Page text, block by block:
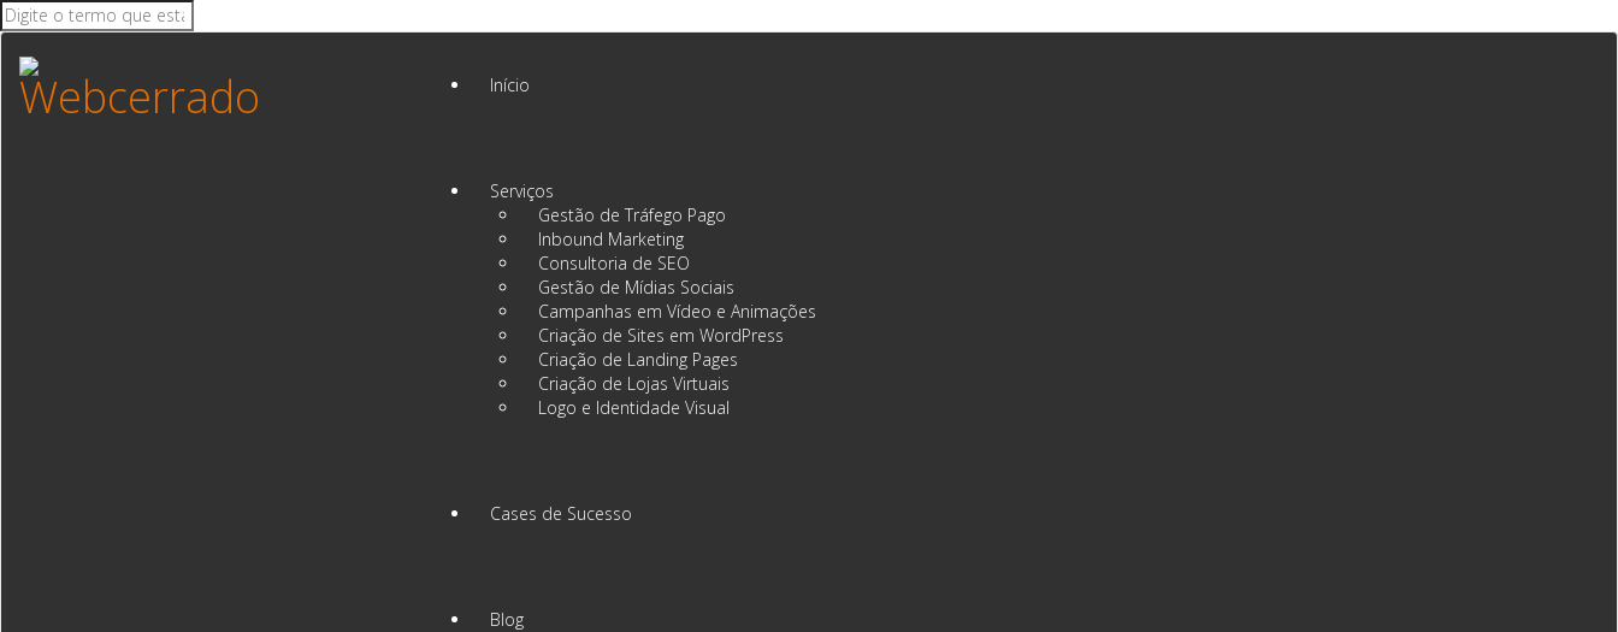
Início
Serviços
Gestão de Tráfego Pago
Inbound Marketing
Consultoria de SEO
Gestão de Mídias Sociais
Campanhas em Vídeo e Animações
Criação de Sites em WordPress
Criação de Landing Pages
Criação de Lojas Virtuais
Logo e Identidade Visual
Cases de Sucesso
Blog